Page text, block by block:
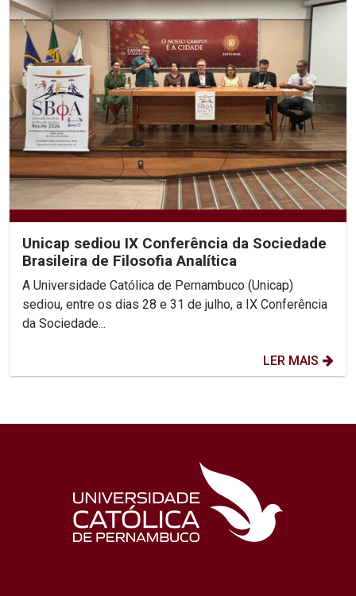
Unicap sediou IX Conferência da Sociedade
Brasileira de Filosofia Analítica
A Universidade Católica de Pernambuco (Unicap)
sediou, entre os dias 28 e 31 de julho, a IX Conferência
da Sociedade...
LER MAIS